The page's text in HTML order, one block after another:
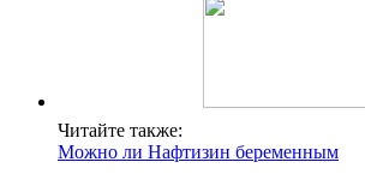
Читайте также:
Можно ли Нафтизин беременным